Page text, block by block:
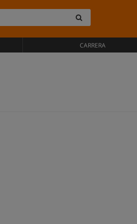
CARRERA